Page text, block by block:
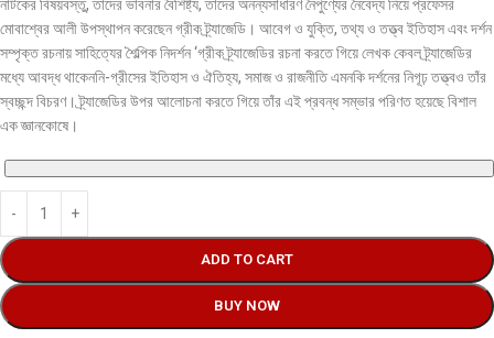
নাটকের বিষয়বস্তু, তাদের ভাবনার বৈশিষ্ট্য, তাদের অনন্যসাধারণ নৈপুণ্যের নৈবেদ্য নিয়ে প্রফেসর
মােবাশ্বের আলী উপস্থাপন করেছেন গ্রীক ট্র্যাজেডি। আবেগ ও যুক্তি, তথ্য ও তত্ত্ব ইতিহাস এবং দর্শন
সম্পৃক্ত রচনায় সাহিত্যের শৈল্পিক নিদর্শন ‘গ্রীক ট্র্যাজেডির রচনা করতে গিয়ে লেখক কেবল ট্র্যাজেডির
মধ্যে আবদ্ধ থাকেননি-গ্রীসের ইতিহাস ও ঐতিহ্য, সমাজ ও রাজনীতি এমনকি দর্শনের নিগূঢ় তত্ত্বও তাঁর
স্বচ্ছন্দ বিচরণ। ট্র্যাজেডির উপর আলােচনা করতে গিয়ে তাঁর এই প্রবন্ধ সম্ভার পরিণত হয়েছে বিশাল
এক জ্ঞানকোষে।
ADD TO CART
BUY NOW